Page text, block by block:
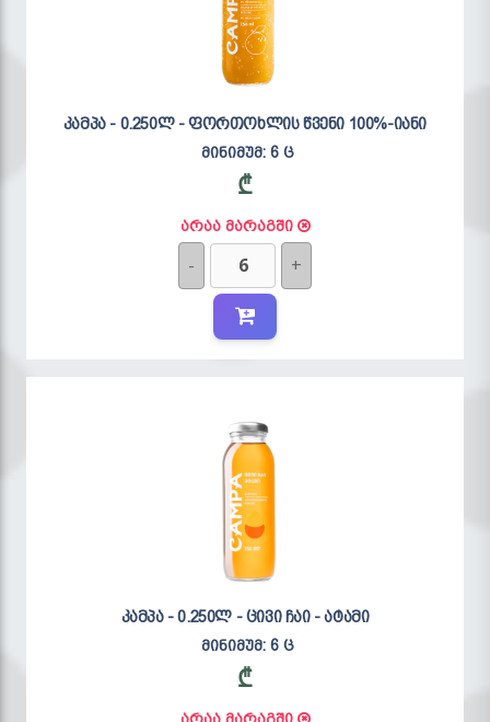
კამპა - 0.250ლ - ფორთოხლის წვენი 100%-იანი
მინიმუმ: 6 ც
₾
არაა მარაგში
- +
კამპა - 0.250ლ - ცივი ჩაი - ატამი
მინიმუმ: 6 ც
₾
არაა მარაგში